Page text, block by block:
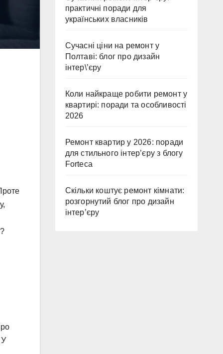
У
практичні поради для
українських власників
Сучасні ціни на ремонт у
Полтаві: блог про дизайн
інтер\’єру
Коли найкраще робити ремонт у
квартирі: поради та особливості
2026
Ремонт квартир у 2026: поради
для стильного інтер’єру з блогу
Forteca
Скільки коштує ремонт кімнати:
розгорнутий блог про дизайн
інтер’єру